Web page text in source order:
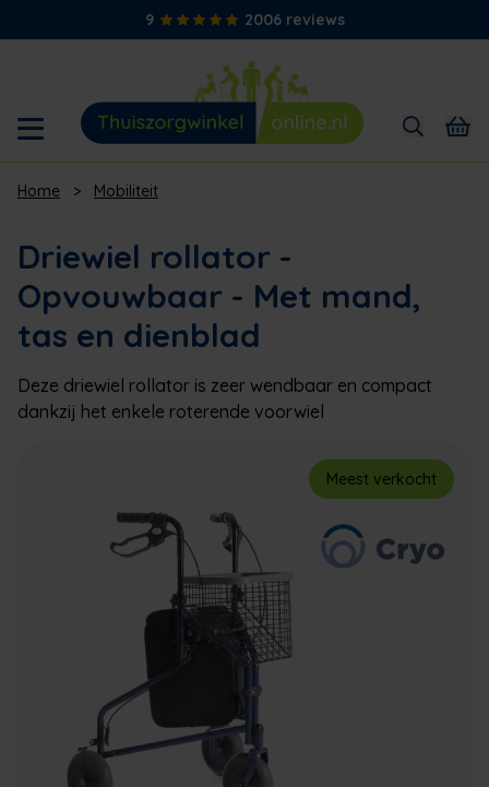
9 2006 reviews
Home > Mobiliteit
Driewiel rollator -
Opvouwbaar - Met mand,
tas en dienblad
Deze driewiel rollator is zeer wendbaar en compact
dankzij het enkele roterende voorwiel
Meest verkocht